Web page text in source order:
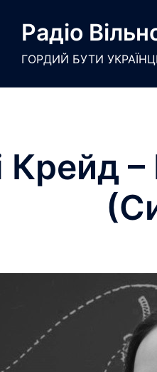
Радіо
ГОРДИЙ БУТИ
Крейд –